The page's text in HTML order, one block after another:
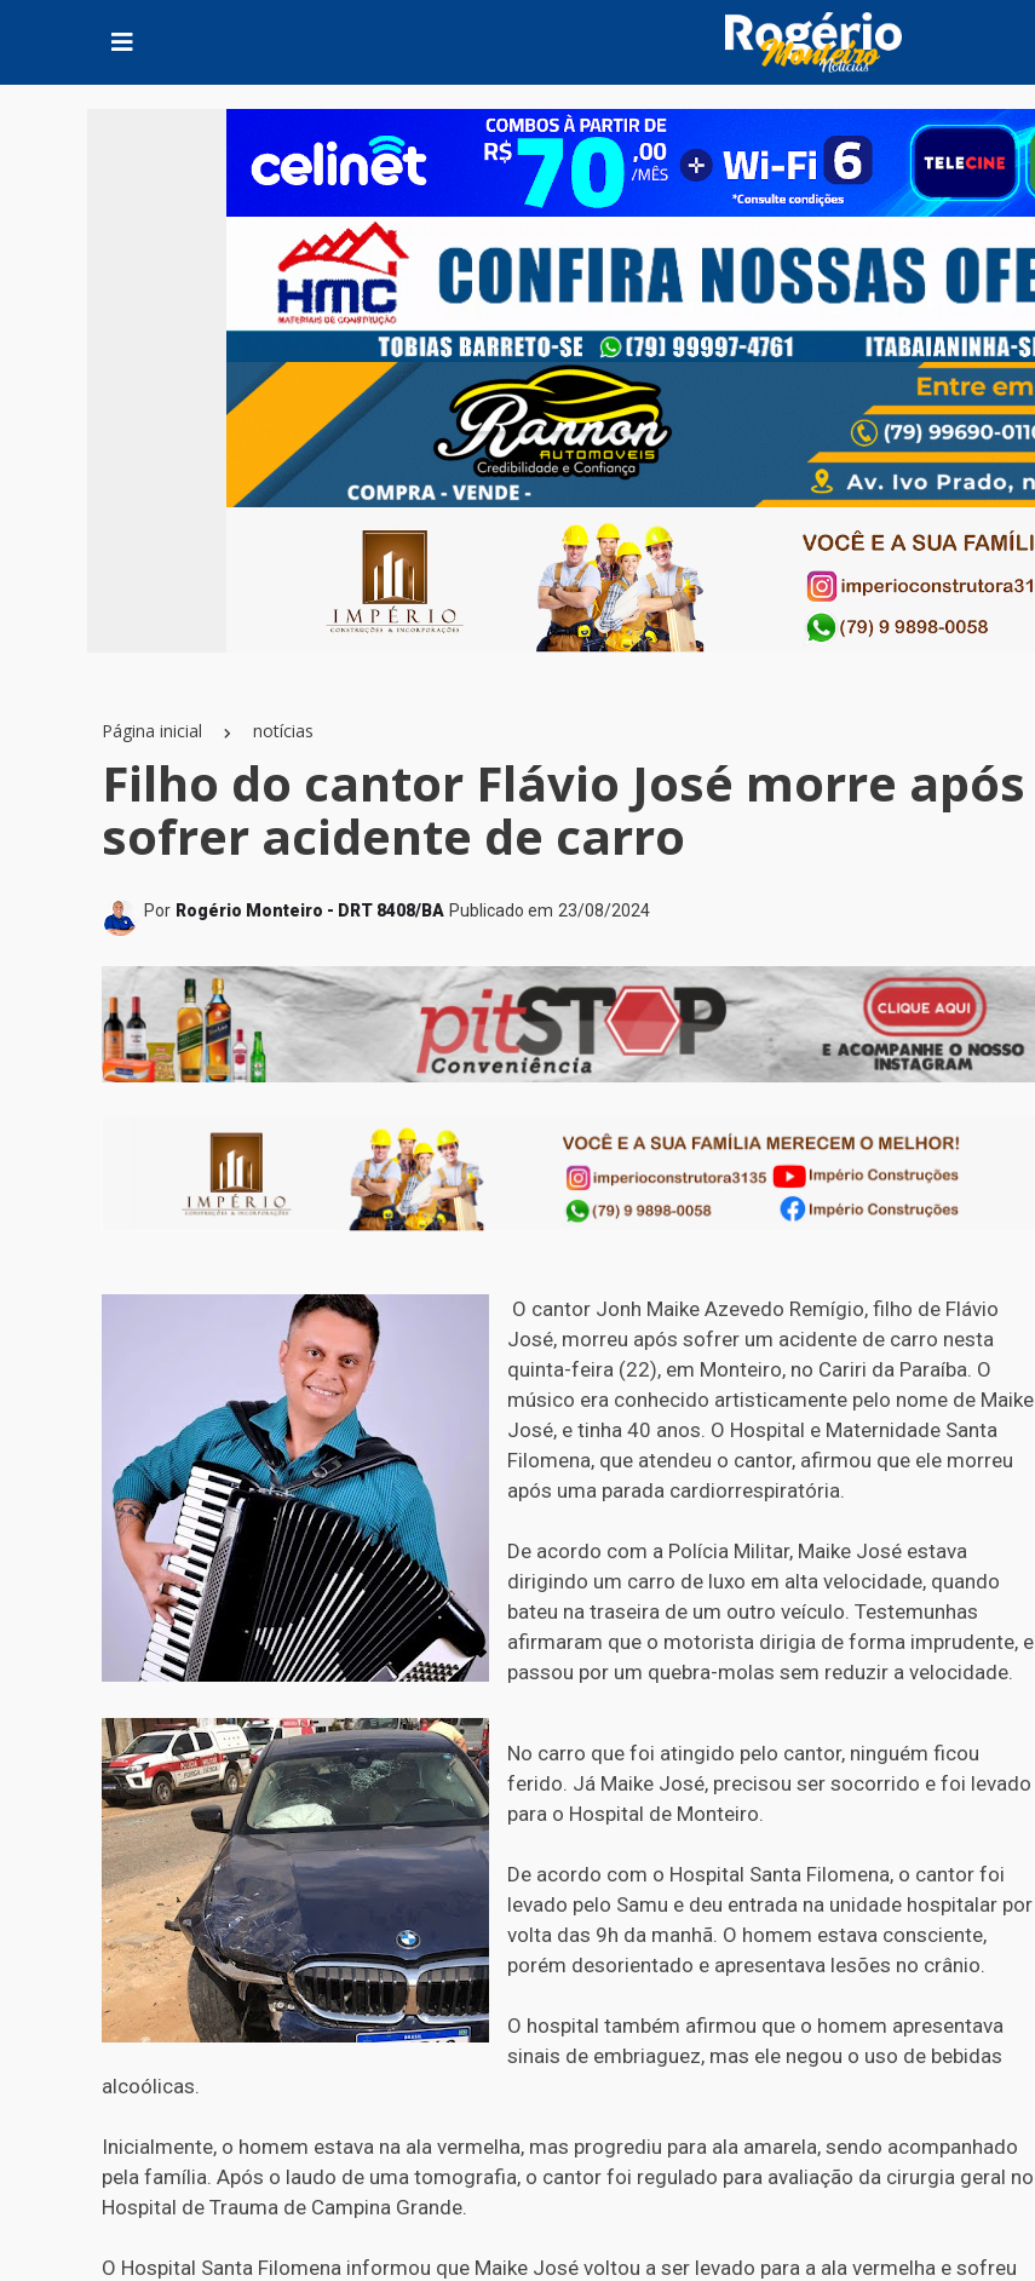
Página inicial notícias
Filho do cantor Flávio José morre após
sofrer acidente de carro
Por Rogério Monteiro - DRT 8408/BA Publicado em 23/08/2024
O cantor Jonh Maike Azevedo Remígio, filho de Flávio
José, morreu após sofrer um acidente de carro nesta
quinta-feira (22), em Monteiro, no Cariri da Paraíba. O
músico era conhecido artisticamente pelo nome de Maike
José, e tinha 40 anos. O Hospital e Maternidade Santa
Filomena, que atendeu o cantor, afirmou que ele morreu
após uma parada cardiorrespiratória.
De acordo com a Polícia Militar, Maike José estava
dirigindo um carro de luxo em alta velocidade, quando
bateu na traseira de um outro veículo. Testemunhas
afirmaram que o motorista dirigia de forma imprudente, e
passou por um quebra-molas sem reduzir a velocidade.
No carro que foi atingido pelo cantor, ninguém ficou
ferido. Já Maike José, precisou ser socorrido e foi levado
para o Hospital de Monteiro.
De acordo com o Hospital Santa Filomena, o cantor foi
levado pelo Samu e deu entrada na unidade hospitalar por
volta das 9h da manhã. O homem estava consciente,
porém desorientado e apresentava lesões no crânio.
O hospital também afirmou que o homem apresentava
sinais de embriaguez, mas ele negou o uso de bebidas
alcoólicas.
Inicialmente, o homem estava na ala vermelha, mas progrediu para ala amarela, sendo acompanhado
pela família. Após o laudo de uma tomografia, o cantor foi regulado para avaliação da cirurgia geral no
Hospital de Trauma de Campina Grande.
O Hospital Santa Filomena informou que Maike José voltou a ser levado para a ala vermelha e sofreu